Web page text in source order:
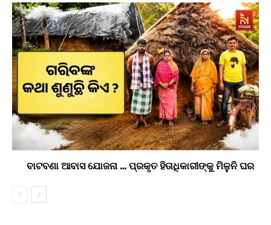
ବାଟବଣା ଆବାସ ଯୋଜନା … ପ୍ରକୃତ ହିତାଧିକାରୀଙ୍କୁ ମିଳୁନି ଘର